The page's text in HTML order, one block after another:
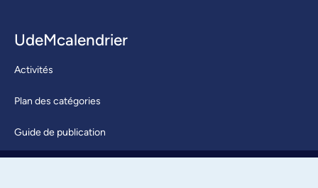
UdeMcalendrier
Activités
Plan des catégories
Guide de publication